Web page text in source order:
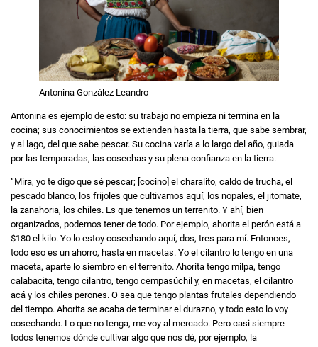
Antonina González Leandro
Antonina es ejemplo de esto: su trabajo no empieza ni termina en la
cocina; sus conocimientos se extienden hasta la tierra, que sabe sembrar,
y al lago, del que sabe pescar. Su cocina varía a lo largo del año, guiada
por las temporadas, las cosechas y su plena confianza en la tierra.
“Mira, yo te digo que sé pescar; [cocino] el charalito, caldo de trucha, el
pescado blanco, los frijoles que cultivamos aquí, los nopales, el jitomate,
la zanahoria, los chiles. Es que tenemos un terrenito. Y ahí, bien
organizados, podemos tener de todo. Por ejemplo, ahorita el perón está a
$180 el kilo. Yo lo estoy cosechando aquí, dos, tres para mí. Entonces,
todo eso es un ahorro, hasta en macetas. Yo el cilantro lo tengo en una
maceta, aparte lo siembro en el terrenito. Ahorita tengo milpa, tengo
calabacita, tengo cilantro, tengo cempasúchil y, en macetas, el cilantro
acá y los chiles perones. O sea que tengo plantas frutales dependiendo
del tiempo. Ahorita se acaba de terminar el durazno, y todo esto lo voy
cosechando. Lo que no tenga, me voy al mercado. Pero casi siempre
todos tenemos dónde cultivar algo que nos dé, por ejemplo, la